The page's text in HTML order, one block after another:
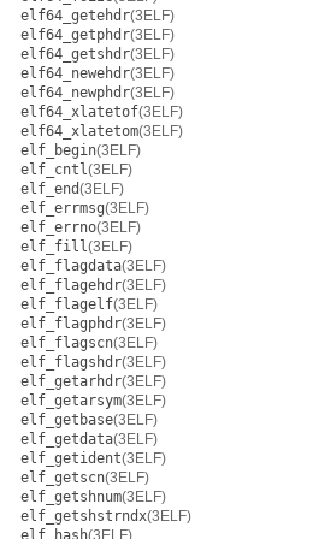
elf64_getehdr(3ELF)
elf64_getphdr(3ELF)
elf64_getshdr(3ELF)
elf64_newehdr(3ELF)
elf64_newphdr(3ELF)
elf64_xlatetof(3ELF)
elf64_xlatetom(3ELF)
elf_begin(3ELF)
elf_cntl(3ELF)
elf_end(3ELF)
elf_errmsg(3ELF)
elf_errno(3ELF)
elf_fill(3ELF)
elf_flagdata(3ELF)
elf_flagehdr(3ELF)
elf_flagelf(3ELF)
elf_flagphdr(3ELF)
elf_flagscn(3ELF)
elf_flagshdr(3ELF)
elf_getarhdr(3ELF)
elf_getarsym(3ELF)
elf_getbase(3ELF)
elf_getdata(3ELF)
elf_getident(3ELF)
elf_getscn(3ELF)
elf_getshnum(3ELF)
elf_getshstrndx(3ELF)
elf_hash(3ELF)